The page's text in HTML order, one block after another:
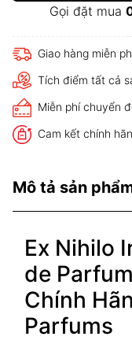
Gọi đặt mua
Giao hàng miễn
Tích điểm tất cả
Miễn phí chuyển
Cam kết chính
Mô tả sản
Ex Nihilo
de
Chính
Parfums